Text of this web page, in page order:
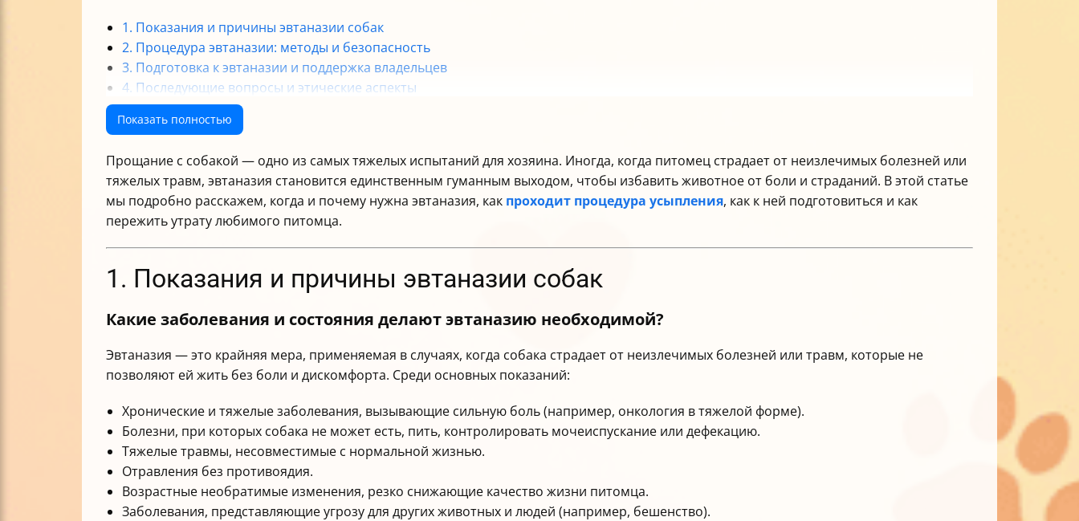
1. Показания и причины эвтаназии собак
2. Процедура эвтаназии: методы и безопасность
3. Подготовка к эвтаназии и поддержка владельцев
4. Последующие вопросы и этические аспекты
Итог: как усыпить собаку гуманно и без боли
Показать полностью
Прощание с собакой — одно из самых тяжелых испытаний для хозяина. Иногда, когда питомец страдает от неизлечимых болезней или
тяжелых травм, эвтаназия становится единственным гуманным выходом, чтобы избавить животное от боли и страданий. В этой статье
мы подробно расскажем, когда и почему нужна эвтаназия, как проходит процедура усыпления, как к ней подготовиться и как
пережить утрату любимого питомца.
1. Показания и причины эвтаназии собак
Какие заболевания и состояния делают эвтаназию необходимой?
Эвтаназия — это крайняя мера, применяемая в случаях, когда собака страдает от неизлечимых болезней или травм, которые не
позволяют ей жить без боли и дискомфорта. Среди основных показаний:
Хронические и тяжелые заболевания, вызывающие сильную боль (например, онкология в тяжелой форме).
Болезни, при которых собака не может есть, пить, контролировать мочеиспускание или дефекацию.
Тяжелые травмы, несовместимые с нормальной жизнью.
Отравления без противоядия.
Возрастные необратимые изменения, резко снижающие качество жизни питомца.
Заболевания, представляющие угрозу для других животных и людей (например, бешенство).